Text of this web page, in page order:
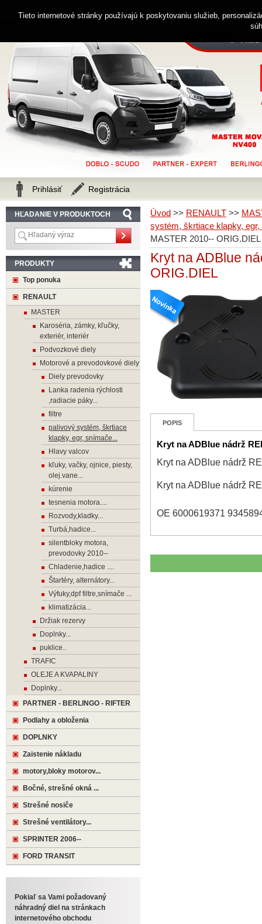
Úvod >> RENAULT >>
systém, škrtiace klapky,
MASTER 2010-- ORIG.DIEL
Kryt na ADBlue
ORIG.DIEL
POPIS
Kryt na ADBlue nádrž
Kryt na ADBlue nádrž
Kryt na ADBlue nádrž
OE 6000619371
HĽADANIE V PRODUKTOCH
PRODUKTY
Top ponuka
RENAULT
MASTER
Karoséria, zámky, kľučky,
exteriér, interiér
Podvozkové diely
Motorové a prevodovkové diely
Diely prevodovky
Lanka radenia rýchlosti
,radiacie páky...
filtre
palivový systém, škrtiace
klapky, egr, snímače...
Hlavy valcov
kľuky, vačky, ojnice, piesty,
olej.vane...
kúrenie
tesnenia motora....
Rozvody,kladky...
Turbá,hadice...
silentbloky motora,
prevodovky 2010--
Chladenie,hadice ....
Štartéry, alternátory...
Výfuky,dpf filtre,snímače ...
klimatizácia...
Držiak rezervy
Doplnky...
puklice..
TRAFIC
OLEJE A KVAPALINY
Doplnky...
PARTNER - BERLINGO - RIFTER
Podlahy a obloženia
DOPLNKY
Zaistenie nákladu
motory,bloky motorov...
Bočné, strešné okná ...
Strešné nosiče
Strešné ventilátory...
SPRINTER 2006--
FORD TRANSIT
Pokiaľ sa Vami požadovaný
náhradný diel na stránkach
internetového obchodu
Zákaznícka linka 0914 238 482
Prihlásiť Registrácia
Tieto internetové stránky používajú k poskytovaniu služieb,